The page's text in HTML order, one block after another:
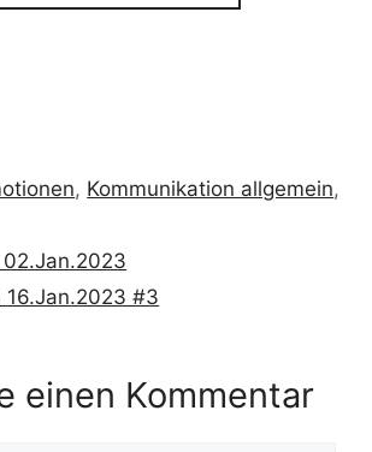
, Kommunikation allgemein,
#3
einen Kommentar